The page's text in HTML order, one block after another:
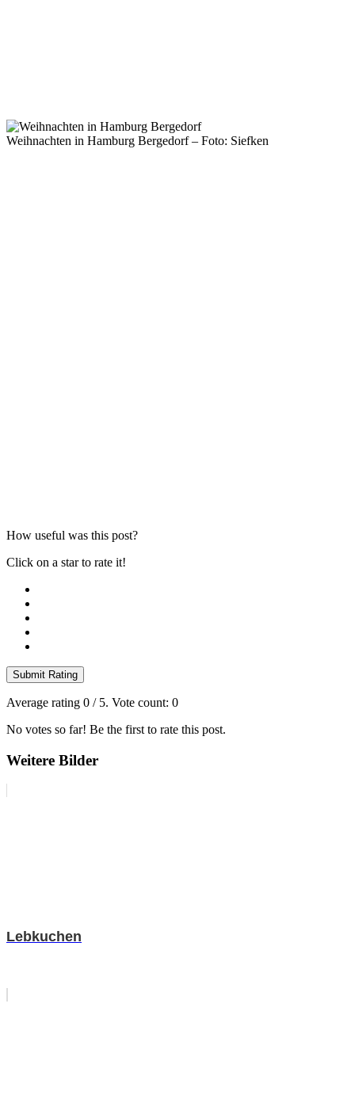
Weihnachten in Hamburg Bergedorf – Foto: Siefken
How useful was this post?
Click on a star to rate it!
Submit Rating
Average rating 0 / 5. Vote count: 0
No votes so far! Be the first to rate this post.
Weitere Bilder
Lebkuchen